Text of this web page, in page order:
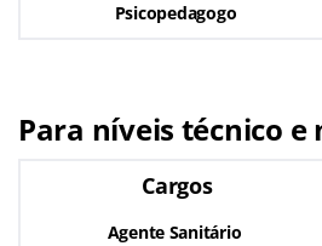
Psicopedagogo
Para níveis técnico e
Cargos
Agente Sanitário